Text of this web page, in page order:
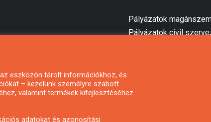
Pályázatok
Pályázatok civil
eszközön tárolt információkhoz, és
– kezelünk személyre szabott
valamint termékek kifejlesztéséhez
adatokat és azonosítási